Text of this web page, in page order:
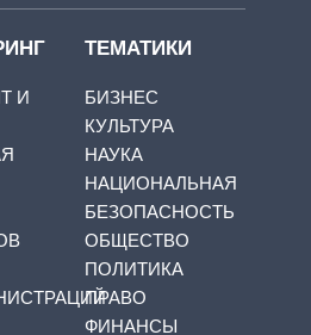
И
ТЕМАТИКИ
БИЗНЕС
КУЛЬТУРА
НАУКА
НАЦИОНАЛЬНАЯ
БЕЗОПАСНОСТЬ
ОБЩЕСТВО
ПОЛИТИКА
ПРАВО
ФИНАНСЫ